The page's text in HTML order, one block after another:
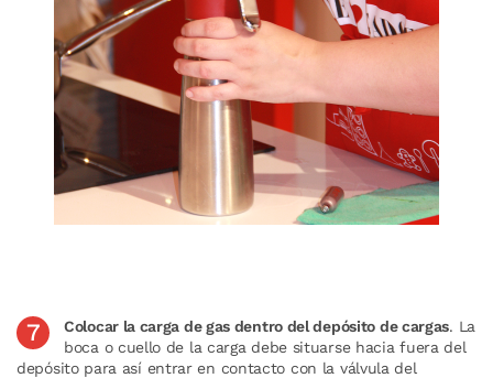
Colocar la carga de gas dentro del depósito de cargas. La
boca o cuello de la carga debe situarse hacia fuera del
depósito para así entrar en contacto con la válvula del